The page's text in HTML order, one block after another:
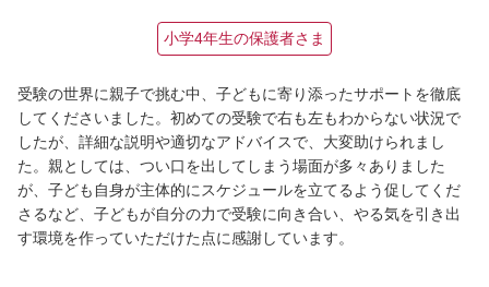
小学4年生の保護者さま
受験の世界に親子で挑む中、子どもに寄り添ったサポートを徹底
してくださいました。初めての受験で右も左もわからない状況で
したが、詳細な説明や適切なアドバイスで、大変助けられまし
た。親としては、つい口を出してしまう場面が多々ありました
が、子ども自身が主体的にスケジュールを立てるよう促してくだ
さるなど、子どもが自分の力で受験に向き合い、やる気を引き出
す環境を作っていただけた点に感謝しています。